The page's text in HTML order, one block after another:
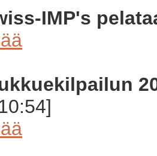
IMP's